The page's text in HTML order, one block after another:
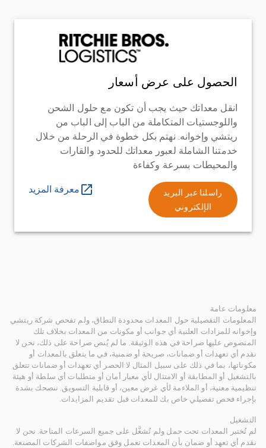
الحصول على عرض أسعار
انقل معداتك حيث يجب أن تكون مع حلول الشحن
واللوجستيات المتكاملة من الباب إلى الباب من
ريتشي وإخوانه. نهتم بكل خطوة في الرحلة من خلال
خدمتنا الشاملة لعبور معداتك للحدود والقارات
والمحيطات بسرعة وكفاءة
راسلنا عبر البريد
الإلكتروني
معرفة المزيد
معلومات عامة
المعلومات التفصيلية حول المعدات محدودة النطاق، ولم تفحص شركة ريتشي
وإخوانه للمزادات العلنية أي جوانب أو مكونات من المعدات بخلاف تلك
المنصوص عليها صراحة في هذه الوثيقة. ما لم يُنص صراحة على ذلك، نحن لا
نقدم أي تعهدات أو ضمانات، صريحة أو ضمنية، في ما يتعلق بالمعدات أو
مكوناتها، بما في ذلك على سبيل المثال لا الحصر أي تعهدات أو ضمانات تتعلق
بالتشغيل أو المطابقة أو الامتثال لأي معيار أمان أو متطلبات أي سلطة أو هيئة
تنظيمية معنية، أو الملاءمة لأي غرض معين، أو قابلية التسويق. ننصحك بشدة
بإجراء فحص تفصيلي خاص بك للمعدات قبل تقديم المزايدات.
التشغيل
لم تُختبر المعدات تحت حمل ولم تُشغَّل على جميع السرعات المتاحة. نحن لا
نقدم أي تعهد أو ضمان بأن المعدات تعمل وفق مواصفات الشركات المصنعة.